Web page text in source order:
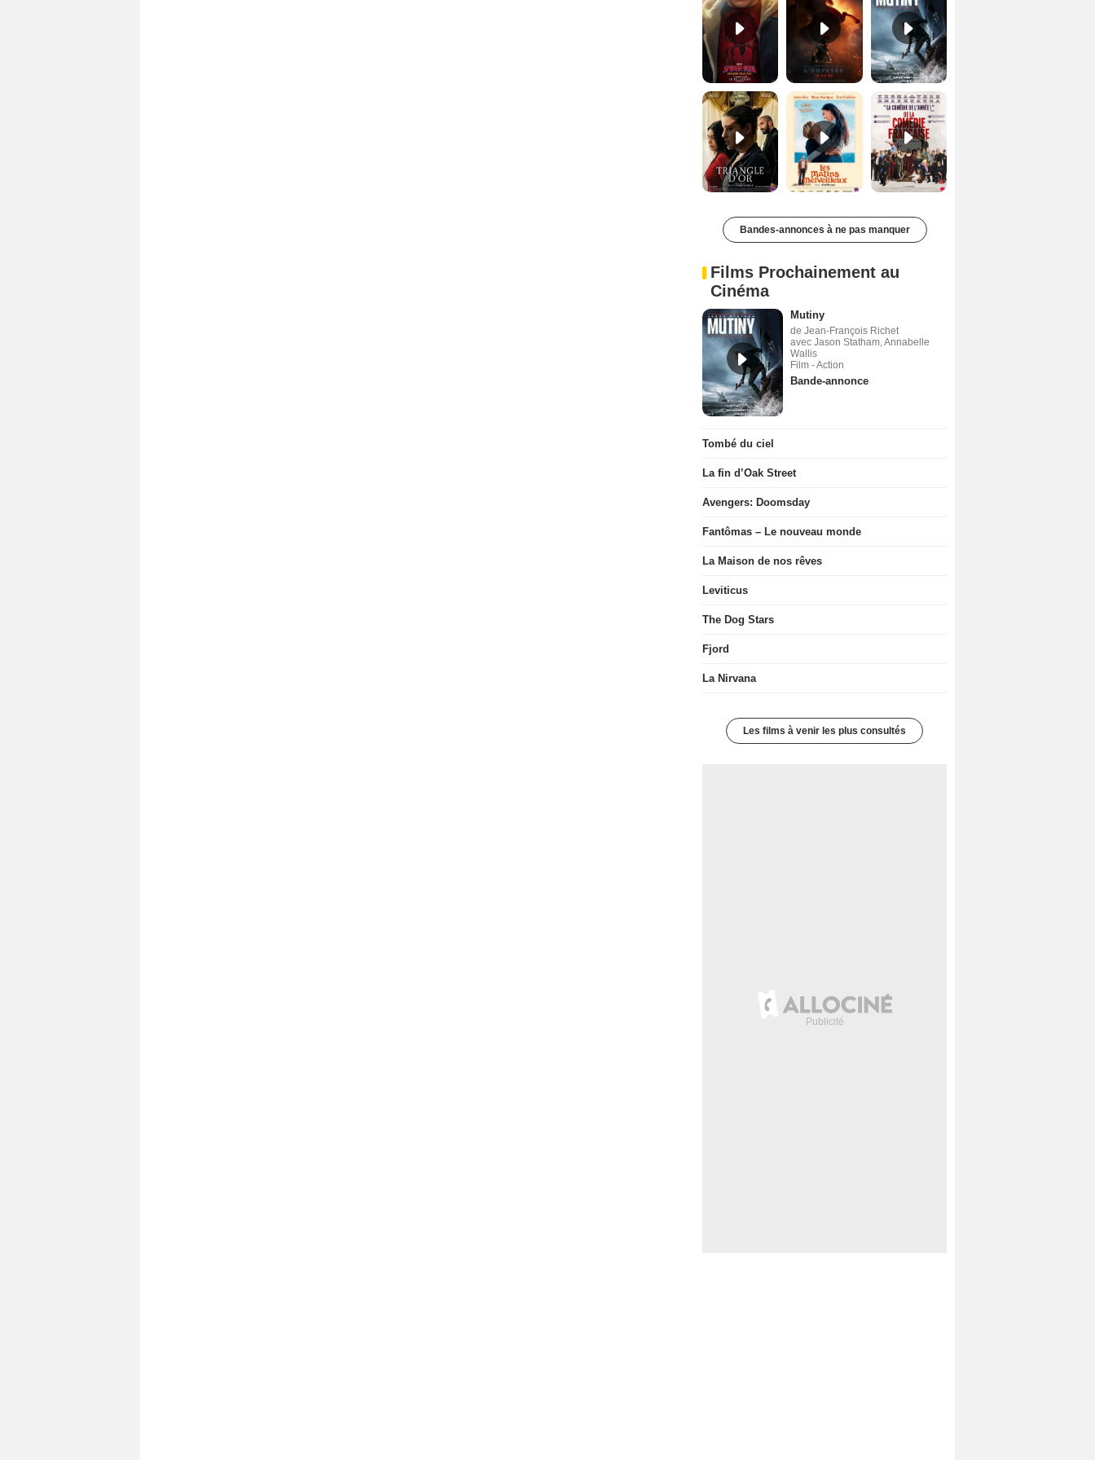
Les Matins merveilleux Bande-annonce VF De la Comédie-Française Teaser VF
Bandes-annonces à ne pas manquer
Films Prochainement au
Cinéma
Mutiny
de Jean-François Richet
avec Jason Statham, Annabelle
Wallis
Film - Action
Bande-annonce
Tombé du ciel
La fin d’Oak Street
Avengers: Doomsday
Fantômas – Le nouveau monde
La Maison de nos rêves
Leviticus
The Dog Stars
Fjord
La Nirvana
Les films à venir les plus consultés